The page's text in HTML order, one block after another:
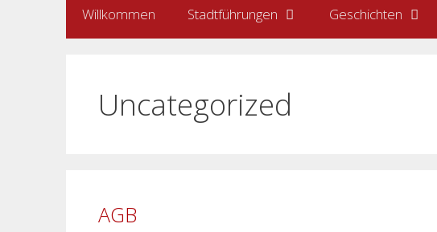
Willkommen Stadtführungen Geschichten
Uncategorized
AGB